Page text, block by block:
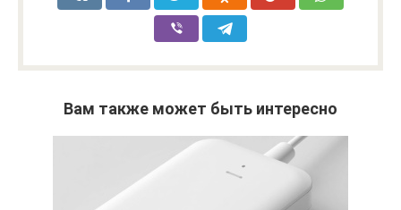
Вам также может быть интересно